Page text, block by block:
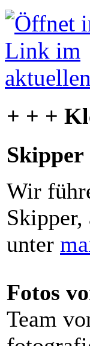
+ + +
Skipper
Wir
unter
Fotos
Team